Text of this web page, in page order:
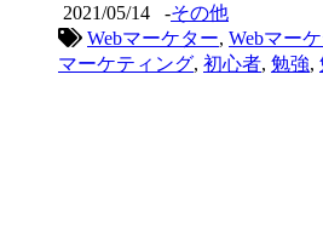
2021/05/14 -その他
Webマーケター, Webマー
マーケティング, 初心者, 勉強,